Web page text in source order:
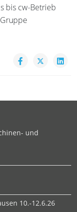
bis cw-Betrieb
und
10.-12.6.26